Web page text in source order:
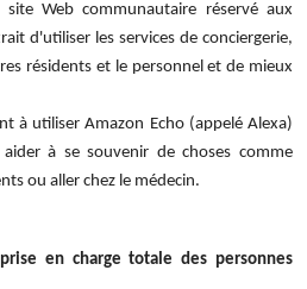
Web communautaire réservé aux
d'utiliser les services de conciergerie,
résidents et le personnel et de mieux
à utiliser Amazon Echo (appelé Alexa)
à se souvenir de choses comme
ou aller chez le médecin.
en charge totale des personnes